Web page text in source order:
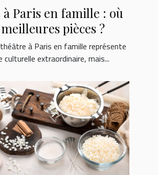
Paris en famille : où
pièces ?
à Paris en famille représente
culturelle extraordinaire, mais...